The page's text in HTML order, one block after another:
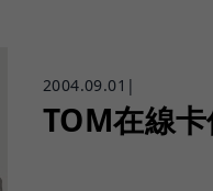
2004.09.01 |
TOM在線卡